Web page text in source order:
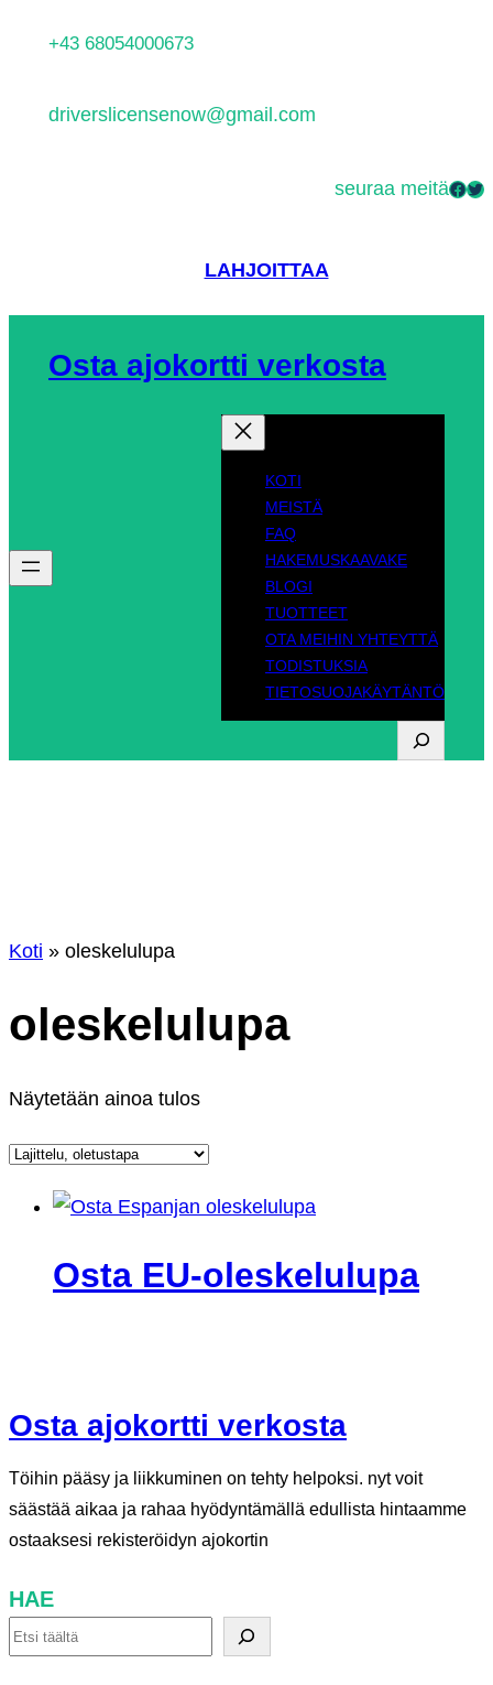
+43 68054000673
driverslicensenow@gmail.com
seuraa meitäFacebook Twitter
LAHJOITTAA
Osta ajokortti verkosta
KOTI
MEISTÄ
FAQ
HAKEMUSKAAVAKE
BLOGI
TUOTTEET
OTA MEIHIN YHTEYTTÄ
TODISTUKSIA
TIETOSUOJAKÄYTÄNTÖ
Koti » oleskelulupa
oleskelulupa
Näytetään ainoa tulos
Osta EU-oleskelulupa
Osta ajokortti verkosta
Töihin pääsy ja liikkuminen on tehty helpoksi. nyt voit
säästää aikaa ja rahaa hyödyntämällä edullista hintaamme
ostaaksesi rekisteröidyn ajokortin
HAE
H